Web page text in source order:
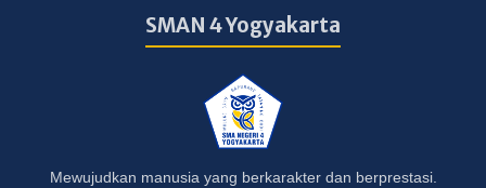
SMAN 4 Yogyakarta
Mewujudkan manusia yang berkarakter dan berprestasi.